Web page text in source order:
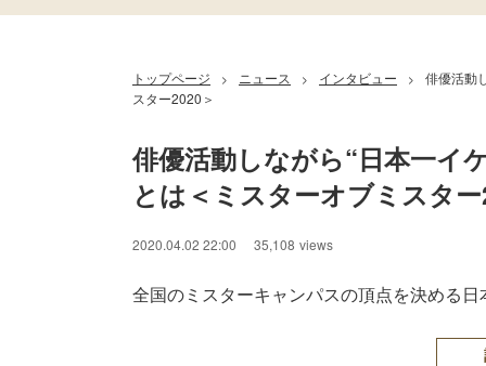
トップページ > ニュース > インタビュー >
俳優活動
スター2020＞
俳優活動しながら“日本一イ
とは＜ミスターオブミスタ
2020.04.02 22:00 35,108 views
全国のミスターキャンパスの頂点を決める